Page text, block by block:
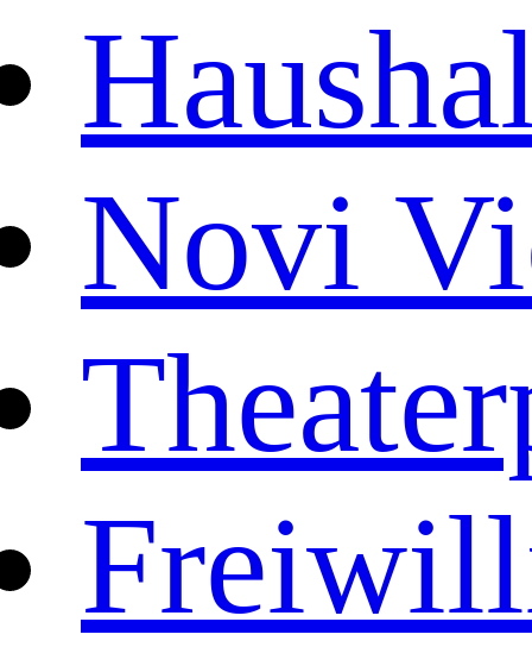
Novi